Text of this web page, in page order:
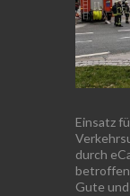
Einsatz
durch
Gute